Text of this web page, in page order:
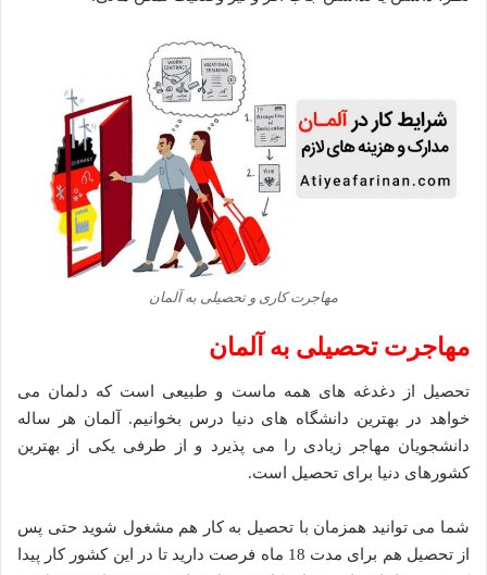
مهاجرت کاری و تحصیلی به آلمان
مهاجرت تحصیلی به آلمان
تحصیل از دغدغه های همه ماست و طبیعی است که دلمان می
خواهد در بهترین دانشگاه های دنیا درس بخوانیم. آلمان هر ساله
دانشجویان مهاجر زیادی را می پذیرد و از طرفی یکی از بهترین
کشورهای دنیا برای تحصیل است.
شما می توانید همزمان با تحصیل به کار هم مشغول شوید حتی پس
از تحصیل هم برای مدت 18 ماه فرصت دارید تا در این کشور کار پیدا